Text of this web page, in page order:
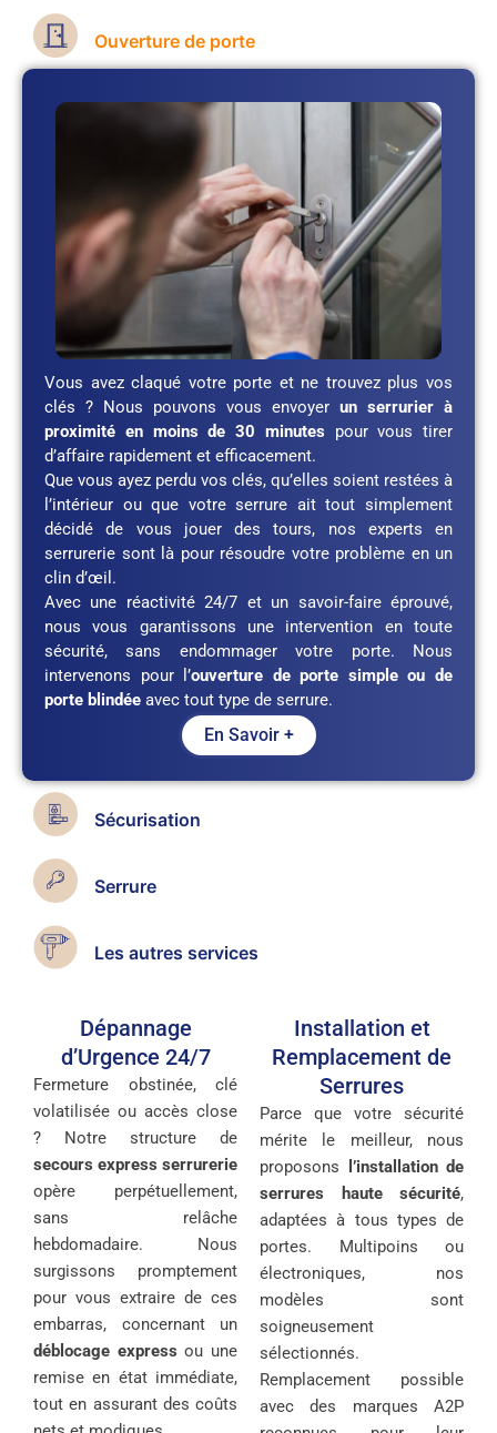
Ouverture de porte
Vous avez claqué votre porte et ne trouvez plus vos
clés ? Nous pouvons vous envoyer un serrurier à
proximité en moins de 30 minutes pour vous tirer
d’affaire rapidement et efficacement.
Que vous ayez perdu vos clés, qu’elles soient restées à
l’intérieur ou que votre serrure ait tout simplement
décidé de vous jouer des tours, nos experts en
serrurerie sont là pour résoudre votre problème en un
clin d’œil.
Avec une réactivité 24/7 et un savoir-faire éprouvé,
nous vous garantissons une intervention en toute
sécurité, sans endommager votre porte. Nous
intervenons pour l’ouverture de porte simple ou de
porte blindée avec tout type de serrure.
En Savoir +
Sécurisation
Serrure
Les autres services
Dépannage
d’Urgence 24/7
Fermeture obstinée, clé
volatilisée ou accès close
? Notre structure de
secours express serrurerie
opère perpétuellement,
sans relâche
hebdomadaire. Nous
surgissons promptement
pour vous extraire de ces
embarras, concernant un
déblocage express ou une
remise en état immédiate,
tout en assurant des coûts
Installation et
Remplacement de
Serrures
Parce que votre sécurité
mérite le meilleur, nous
proposons
l’installation de
serrures haute sécurité,
adaptées à tous types de
portes. Multipoins ou
électroniques, nos
modèles sont
soigneusement
sélectionnés.
Remplacement possible
avec des marques A2P